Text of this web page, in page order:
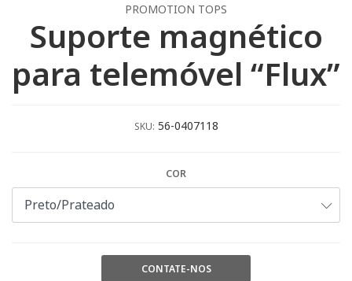
PROMOTION TOPS
Suporte magnético
para telemóvel “Flux”
SKU: 56-0407118
COR
CONTATE-NOS